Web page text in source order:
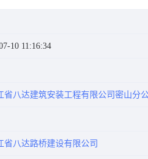
二标段机械租赁
目招标公告
10 11:16:34
省八达建筑安装工程有限公司密山分
省八达路桥建设有限公司